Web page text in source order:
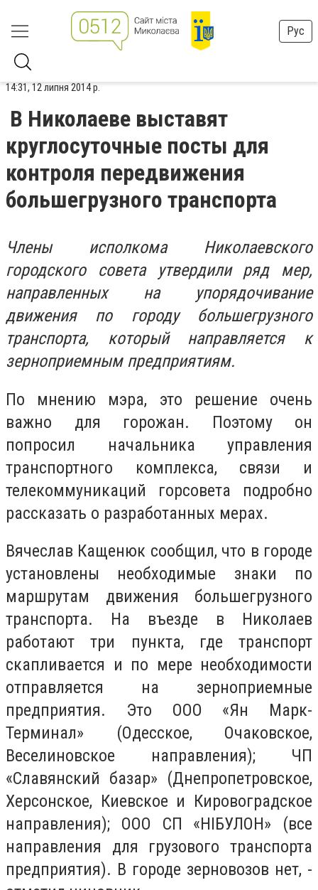
Рус
14:31, 12 липня 2014 р.
В Николаеве выставят
круглосуточные посты для
контроля передвижения
большегрузного транспорта
Члены исполкома Николаевского
городского совета утвердили ряд мер,
направленных на упорядочивание
движения по городу большегрузного
транспорта, который направляется к
зерноприемным предприятиям.
По мнению мэра, это решение очень
важно для горожан. Поэтому он
попросил начальника управления
транспортного комплекса, связи и
телекоммуникаций горсовета подробно
рассказать о разработанных мерах.
Вячеслав Кащенюк сообщил, что в городе
установлены необходимые знаки по
маршрутам движения большегрузного
транспорта. На въезде в Николаев
работают три пункта, где транспорт
скапливается и по мере необходимости
отправляется на зерноприемные
предприятия. Это ООО «Ян Марк-
Терминал» (Одесское, Очаковское,
Веселиновское направления); ЧП
«Славянский базар» (Днепропетровское,
Херсонское, Киевское и Кировоградское
направления); ООО СП «НІБУЛОН» (все
направления для грузового транспорта
предприятия). В городе зерновозов нет, -